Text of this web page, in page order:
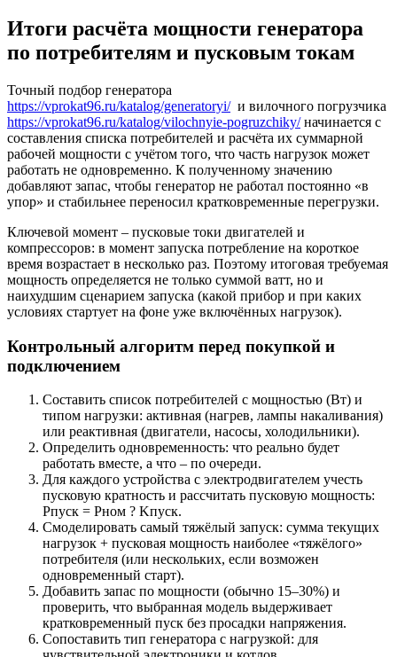
Итоги расчёта мощности генератора
по потребителям и пусковым токам
Точный подбор генератора
https://vprokat96.ru/katalog/generatoryi/и вилочного погрузчика
https://vprokat96.ru/katalog/vilochnyie-pogruzchiky/начинается с
составления списка потребителей и расчёта их суммарной
рабочей мощности с учётом того, что часть нагрузок может
работать не одновременно. К полученному значению
добавляют запас, чтобы генератор не работал постоянно «в
упор» и стабильнее переносил кратковременные перегрузки.
Ключевой момент – пусковые токи двигателей и
компрессоров: в момент запуска потребление на короткое
время возрастает в несколько раз. Поэтому итоговая требуемая
мощность определяется не только суммой ватт, но и
наихудшим сценарием запуска (какой прибор и при каких
условиях стартует на фоне уже включённых нагрузок).
Контрольный алгоритм перед покупкой и
подключением
Составить список потребителей с мощностью (Вт) и
типом нагрузки: активная (нагрев, лампы накаливания)
или реактивная (двигатели, насосы, холодильники).
Определить одновременность: что реально будет
работать вместе, а что – по очереди.
Для каждого устройства с электродвигателем учесть
пусковую кратность и рассчитать пусковую мощность:
Pпуск = Pном ? Kпуск.
Смоделировать самый тяжёлый запуск: сумма текущих
нагрузок + пусковая мощность наиболее «тяжёлого»
потребителя (или нескольких, если возможен
одновременный старт).
Добавить запас по мощности (обычно 15–30%) и
проверить, что выбранная модель выдерживает
кратковременный пуск без просадки напряжения.
Сопоставить тип генератора с нагрузкой: для